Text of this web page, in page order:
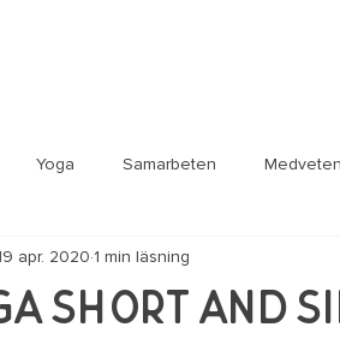
Yoga Samarbeten
Life hacks
short and
apr. 2020 1 min läsning